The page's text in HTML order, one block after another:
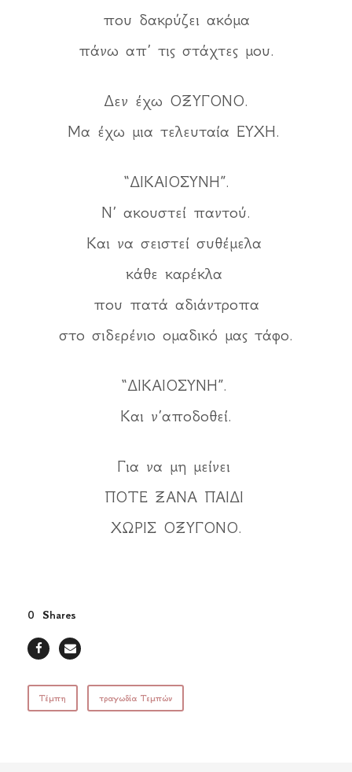
που δακρύζει ακόμα
πάνω απ’ τις στάχτες μου.
Δεν έχω ΟΞΥΓΟΝΟ.
Μα έχω μια τελευταία ΕΥΧΗ.
“ΔΙΚΑΙΟΣΥΝΗ”.
Ν’ ακουστεί παντού.
Και να σειστεί συθέμελα
κάθε καρέκλα
που πατά αδιάντροπα
στο σιδερένιο ομαδικό μας τάφο.
“ΔΙΚΑΙΟΣΥΝΗ”.
Και ν’αποδοθεί.
Για να μη μείνει
ΠΟΤΕ ΞΑΝΑ ΠΑΙΔΙ
ΧΩΡΙΣ ΟΞΥΓΟΝΟ.
0 Shares
Τέμπη τραγωδία Τεμπών